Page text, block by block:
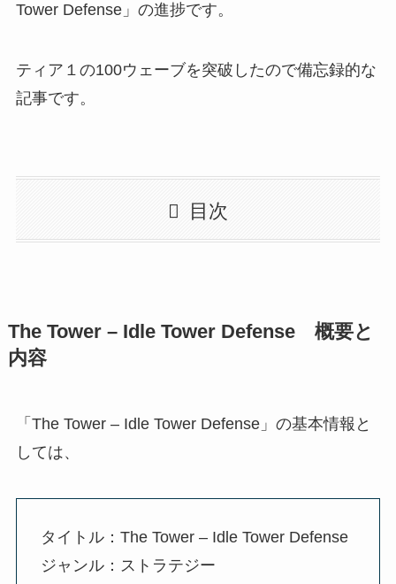
Tower Defense」の進捗です。
ティア１の100ウェーブを突破したので備忘録的な
記事です。
目次
The Tower – Idle Tower Defense 概要と
内容
「The Tower – Idle Tower Defense」の基本情報と
しては、
タイトル：The Tower – Idle Tower Defense
ジャンル：ストラテジー